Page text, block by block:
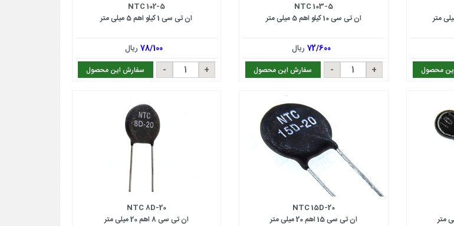
محصول
NTC 103-5
ان تی سی 10 کیلو اهم 5 میلی متر
72/600ریال
سفارش این محصول
NTC 102-5
ان تی سی 1 کیلو اهم 5 میلی متر
78/100ریال
سفارش این محصول
NTC 15D-20
ان تی سی 15 اهم 20 میلی متر
NTC 8D-20
ان تی سی 8 اهم 20 میلی متر